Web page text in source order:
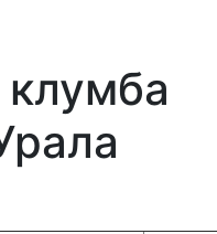
клумба